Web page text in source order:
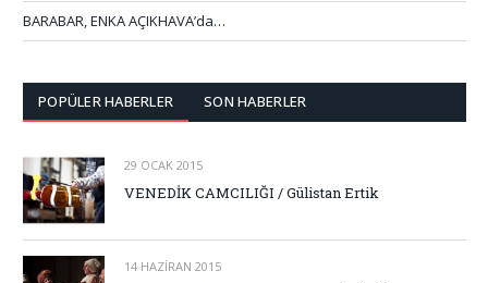
BARABAR, ENKA AÇIKHAVA’da…
POPÜLER HABERLER SON HABERLER
29 OCAK 2015
VENEDİK CAMCILIĞI / Gülistan Ertik
14 HAZIRAN 2015